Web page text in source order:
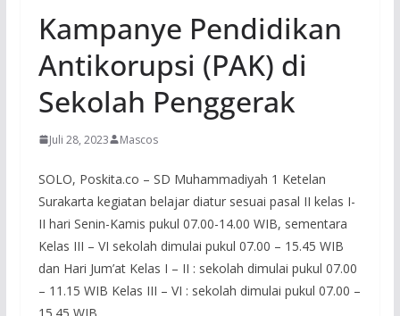
Kampanye Pendidikan
Antikorupsi (PAK) di
Sekolah Penggerak
Juli 28, 2023 Mascos
SOLO, Poskita.co – SD Muhammadiyah 1 Ketelan
Surakarta kegiatan belajar diatur sesuai pasal II kelas I-
II hari Senin-Kamis pukul 07.00-14.00 WIB, sementara
Kelas III – VI sekolah dimulai pukul 07.00 – 15.45 WIB
dan Hari Jum’at Kelas I – II : sekolah dimulai pukul 07.00
– 11.15 WIB Kelas III – VI : sekolah dimulai pukul 07.00 –